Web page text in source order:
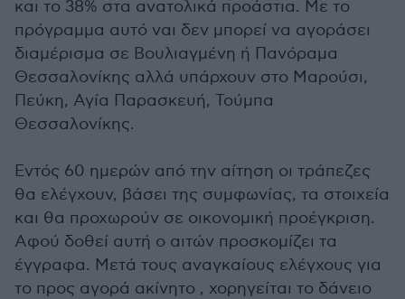
και το 38% στα ανατολικά προάστια. Με το
πρόγραμμα αυτό ναι δεν μπορεί να αγοράσει
διαμέρισμα σε Βουλιαγμένη ή Πανόραμα
Θεσσαλονίκης αλλά υπάρχουν στο Μαρούσι,
Πεύκη, Αγία Παρασκευή, Τούμπα
Θεσσαλονίκης.
Εντός 60 ημερών από την αίτηση οι τράπεζες
θα ελέγχουν, βάσει της συμφωνίας, τα στοιχεία
και θα προχωρούν σε οικονομική προέγκριση.
Αφού δοθεί αυτή ο αιτών προσκομίζει τα
έγγραφα. Μετά τους αναγκαίους ελέγχους για
το προς αγορά ακίνητο , χορηγείται το δάνειο